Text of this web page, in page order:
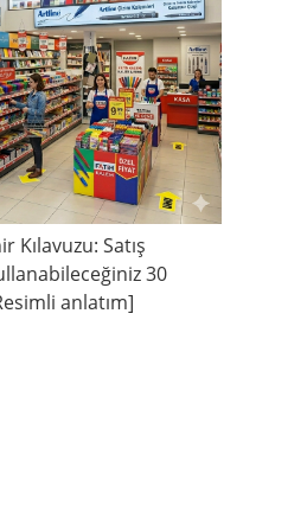
Kılavuzu: Satış
30
anlatım]